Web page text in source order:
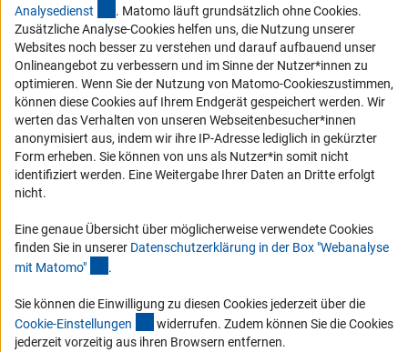
Barrierefreiheit
Service und Informationen für Menschen mit Behinderungen
Erklärung zur Barrierefreiheit
Barriere melden
DFG-aktuell
Erhalten Sie Neuigkeiten aus der DFG direkt in Ihr Mailpostfach oder
schauen Sie sich die Ausgaben online an.
Zum Newsletter
Impressum Datenschutz Cookie-Einstellungen
Analysedienst (externer Link)
. Matomo läuft grundsätzlich ohne Cookies.
Zusätzliche Analyse-Cookies helfen uns, die Nutzung unserer
Websites noch besser zu verstehen und darauf aufbauend unser
Onlineangebot zu verbessern und im Sinne der Nutzer*innen zu
optimieren. Wenn Sie der Nutzung von Matomo-Cookieszustimmen,
können diese Cookies auf Ihrem Endgerät gespeichert werden. Wir
werten das Verhalten von unseren Webseitenbesucher*innen
anonymisiert aus, indem wir ihre IP-Adresse lediglich in gekürzter
Form erheben. Sie können von uns als Nutzer*in somit nicht
identifiziert werden. Eine Weitergabe Ihrer Daten an Dritte erfolgt
nicht.
Eine genaue Übersicht über möglicherweise verwendete Cookies
finden Sie in unserer Datenschutzerklärung in der Box "Webanalyse
mit Matomo" .
Sie können die Einwilligung zu diesen Cookies jederzeit über die
Cookie-Einstellungen (interner Link)
widerrufen. Zudem können Sie die Cookies
jederzeit vorzeitig aus ihren Browsern entfernen.